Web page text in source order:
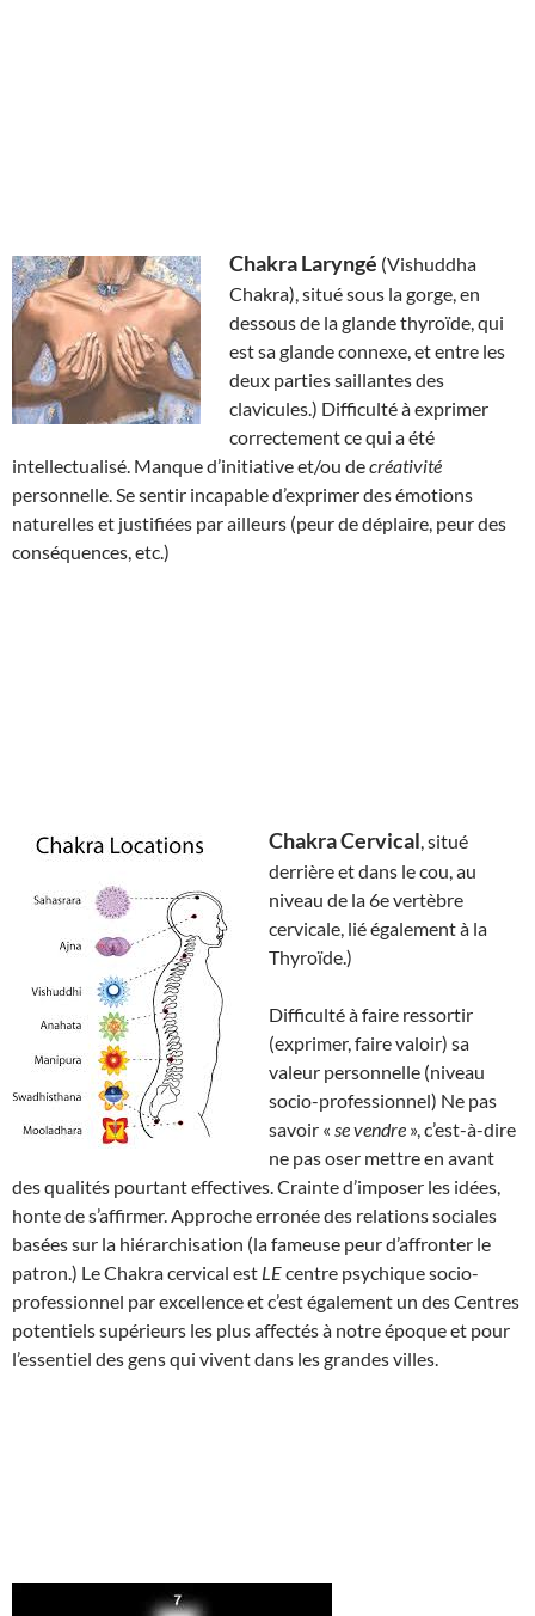
Chakra Laryngé (Vishuddha
Chakra), situé sous la gorge, en
dessous de la glande thyroïde, qui
est sa glande connexe, et entre les
deux parties saillantes des
clavicules.) Difficulté à exprimer
correctement ce qui a été
intellectualisé. Manque d’initiative et/ou decréativité
personnelle. Se sentir incapable d’exprimer des émotions
naturelles et justifiées par ailleurs (peur de déplaire, peur des
conséquences, etc.)
Chakra Cervical, situé
derrière et dans le cou, au
niveau de la 6e vertèbre
cervicale, lié également à la
Thyroïde.)
Difficulté à faire ressortir
(exprimer, faire valoir) sa
valeur personnelle (niveau
socio-professionnel) Ne pas
savoir « se vendre », c’est-à-dire
ne pas oser mettre en avant
des qualités pourtant effectives. Crainte d’imposer les idées,
honte de s’affirmer. Approche erronée des relations sociales
basées sur la hiérarchisation (la fameuse peur d’affronter le
patron.) Le Chakra cervical est LEcentre psychique socio-
professionnel par excellence et c’est également un des Centres
potentiels supérieurs les plus affectés à notre époque et pour
l’essentiel des gens qui vivent dans les grandes villes.